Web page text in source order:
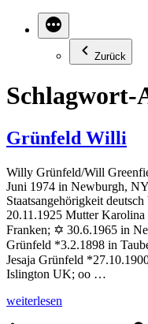
Zurück
Schlagwort-
Grünfeld Willi
Willy Grünfeld/Will
Juni 1974 in Newburgh,
Staatsangehörigkeit
20.11.1925 Mutter
Franken; ✡ 30.6.1965 in
Grünfeld *3.2.1898 in
Jesaja Grünfeld
Islington UK; oo …
„Grünfeld
weiterlesen